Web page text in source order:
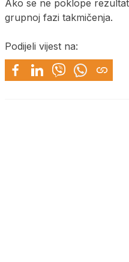
Ako se ne poklope
grupnoj fazi takmičenja.
Podijeli vijest na: